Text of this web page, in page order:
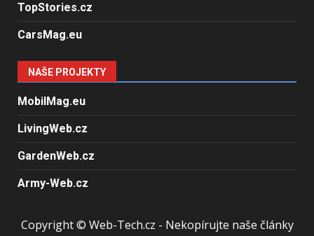
TopStories.cz
CarsMag.eu
NAŠE PROJEKTY
MobilMag.eu
LivingWeb.cz
GardenWeb.cz
Army-Web.cz
Copyright © Web-Tech.cz - Nekopírujte naše články